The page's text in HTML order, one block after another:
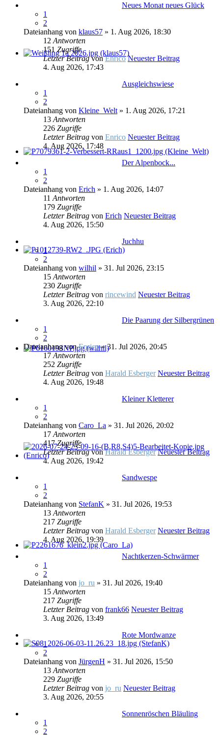
Neues Monat neues Glück
1
2
Dateianhang von klaus57 » 1. Aug 2026, 18:30
12 Antworten
151 Zugriffe
Letzter BeitragvonEnrico Neuester Beitrag
4. Aug 2026, 17:43
Ausgleichswiese
1
2
Dateianhang von Kleine_Welt » 1. Aug 2026, 17:21
13 Antworten
226 Zugriffe
Letzter Beitrag von Enrico Neuester Beitrag
4. Aug 2026, 17:48
Der Alpenbock...
1
2
Dateianhang von Erich » 1. Aug 2026, 14:07
11 Antworten
179 Zugriffe
Letzter Beitrag von Erich Neuester Beitrag
4. Aug 2026, 15:50
Juchhu
1
2
Dateianhang von wilhil » 31. Jul 2026, 23:15
15 Antworten
230 Zugriffe
Letzter Beitrag von rincewind Neuester Beitrag
3. Aug 2026, 22:10
Die Paarung der Silbergrünen
1
2
DateianhangvonEnrico» 31. Jul 2026, 20:45
17 Antworten
252 Zugriffe
Letzter Beitrag von Harald Esberger Neuester Beitrag
4. Aug 2026, 19:48
Kleiner Kletterer
1
2
Dateianhang von Caro_La » 31. Jul 2026, 20:02
17 Antworten
417Zugriffe
Letzter BeitragvonHarald Esberger Neuester Beitrag
4. Aug 2026, 19:42
Sandwespe
1
2
Dateianhang von StefanK » 31. Jul 2026, 19:53
13 Antworten
217 Zugriffe
Letzter Beitrag von Harald Esberger Neuester Beitrag
4. Aug 2026, 19:39
Nachtkerzen-Schwärmer
1
2
Dateianhang von jo_ru » 31. Jul 2026, 19:40
15 Antworten
217 Zugriffe
Letzter Beitrag von frank66 Neuester Beitrag
3. Aug 2026, 13:49
Rote Mordwanze
1
2
Dateianhang von JürgenH » 31. Jul 2026, 15:50
13 Antworten
229 Zugriffe
Letzter Beitrag von jo_ru Neuester Beitrag
3. Aug 2026, 20:55
Sonnenröschen Bläuling
1
2